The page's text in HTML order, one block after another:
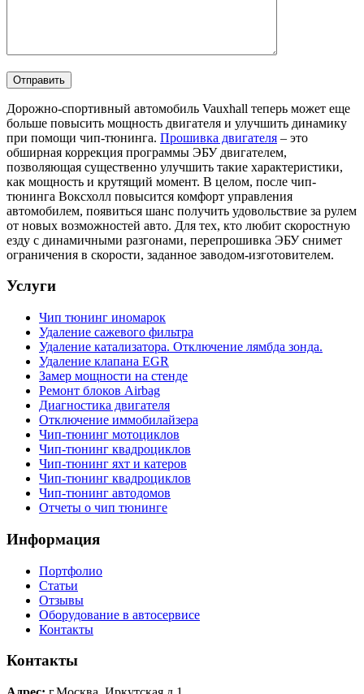
Дорожно-спортивный автомобиль Vauxhall теперь может еще
больше повысить мощность двигателя и улучшить динамику
при помощи чип-тюнинга. Прошивка двигателя – это
обширная коррекция программы ЭБУ двигателем,
позволяющая существенно улучшить такие характеристики,
как мощность и крутящий момент. В целом, после чип-
тюнинга Воксхолл повысится комфорт управления
автомобилем, появиться шанс получить удовольствие за рулем
от новых возможностей авто. Для тех, кто любит скоростную
езду с динамичными разгонами, перепрошивка ЭБУ снимет
ограничения в скорости, заданное заводом-изготовителем.
Услуги
Чип тюнинг иномарок
Удаление сажевого фильтра
Удаление катализатора. Отключение лямбда зонда.
Удаление клапана EGR
Замер мощности на стенде
Ремонт блоков Airbag
Диагностика двигателя
Отключение иммобилайзера
Чип-тюнинг мотоциклов
Чип-тюнинг квадроциклов
Чип-тюнинг яхт и катеров
Чип-тюнинг квадроциклов
Чип-тюнинг автодомов
Отчеты о чип тюнинге
Информация
Портфолио
Статьи
Отзывы
Оборудование в автосервисе
Контакты
Контакты